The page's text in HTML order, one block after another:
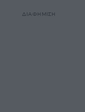
ΔΙΑΦΗΜΙΣΗ